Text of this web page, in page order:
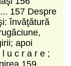
157 Despre
învăţătură
apoi
u c r a r e ;
159